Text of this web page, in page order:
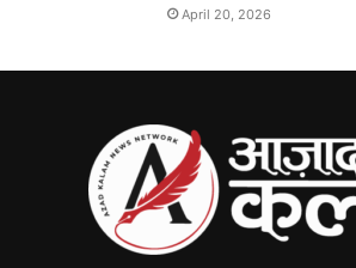
April 20, 2026